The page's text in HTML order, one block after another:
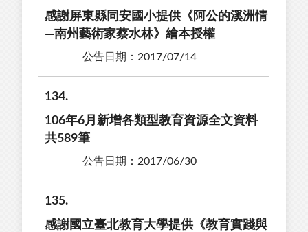
感謝屏東縣同安國小提供《阿公的溪洲情
—南州藝術家蔡水林》繪本授權
公告日期：2017/07/14
134
106年6月新增各類型教育資源全文資料
共589筆
公告日期：2017/06/30
135
感謝國立臺北教育大學提供《教育實踐與